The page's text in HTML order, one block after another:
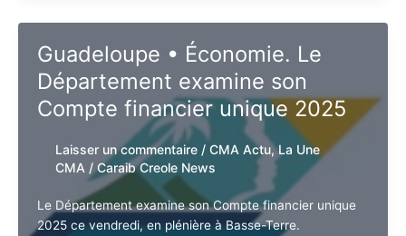
des
prix
Caribulles
reportée
Guadeloupe • Économie. Le
Département examine son
Compte financier unique 2025
Laisser un commentaire / CMA Actu,La Une
CMA /Caraib Creole News
Le Département examine son Compte financier unique
2025 ce vendredi, en plénière à Basse-Terre.